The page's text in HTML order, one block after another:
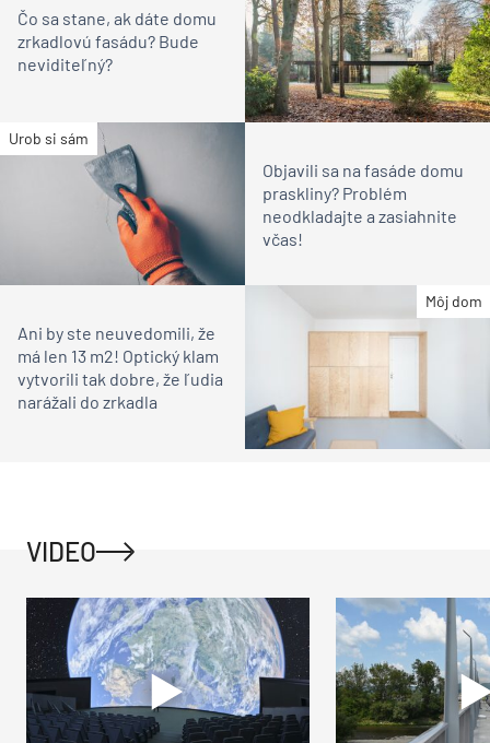
Čo sa stane, ak dáte domu
zrkadlovú fasádu? Bude
neviditeľný?
Urob si sám
Objavili sa na fasáde domu
praskliny? Problém
neodkladajte a zasiahnite
včas!
Môj dom
Ani by ste neuvedomili, že
má len 13 m2! Optický klam
vytvorili tak dobre, že ľudia
narážali do zrkadla
VIDEO